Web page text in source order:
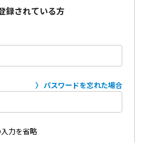
録されている方
パスワードを忘れた場合
力を省略